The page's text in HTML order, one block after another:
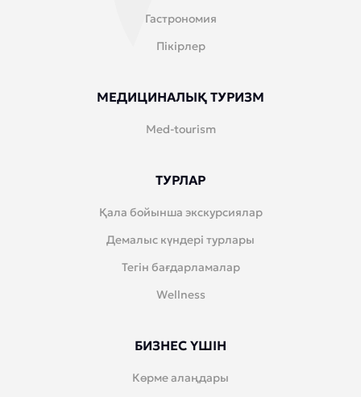
Гастрономия
Пікірлер
МЕДИЦИНАЛЫҚ ТУРИЗМ
Med-tourism
ТУРЛАР
Қала бойынша экскурсиялар
Демалыс күндері турлары
Тегін бағдарламалар
Wellness
БИЗНЕС ҮШІН
Көрме алаңдары